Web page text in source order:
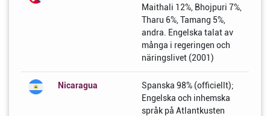
Maithali 12%, Bhojpuri 7%,
Tharu 6%, Tamang 5%,
andra. Engelska talat av
många i regeringen och
näringslivet (2001)
Nicaragua
Spanska 98% (officiellt);
Engelska och inhemska
språk på Atlantkusten